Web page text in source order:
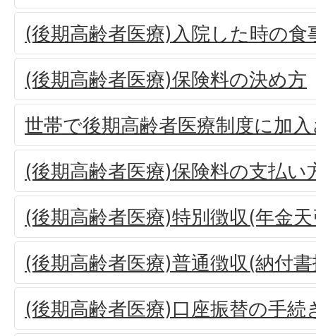
(後期高齢者医療)入院した時の食
(後期高齢者医療)保険料の決め方
世帯で後期高齢者医療制度に加
(後期高齢者医療)保険料の支払い
(後期高齢者医療)特別徴収(年金
(後期高齢者医療)普通徴収(納付
(後期高齢者医療)口座振替の手続